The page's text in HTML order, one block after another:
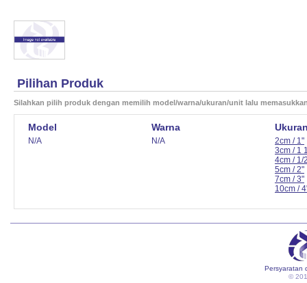
Pilihan Produk
Silahkan pilih produk dengan memilih model/warna/ukuran/unit lalu
Model
N/A
Warna
N/A
2cm / 1"
3cm / 1
4cm / 1/
5cm / 2"
7cm / 3"
10cm /
Persyaratan
©